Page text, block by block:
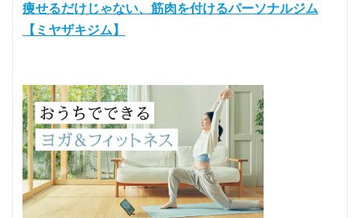
痩せるだけじゃない、筋肉を付けるパーソナルジム
【ミヤザキジム】